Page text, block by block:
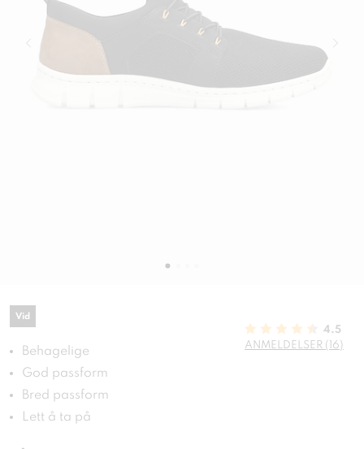
Vid
Behagelige
God passform
Bred passform
Lett å ta på
4.5
ANMELDELSER (16)